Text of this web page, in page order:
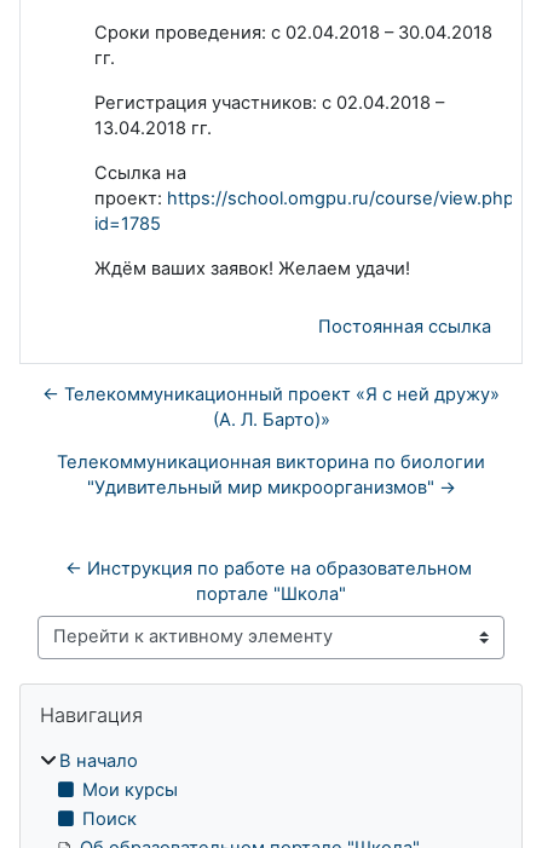
Сроки проведения: с 02.04.2018 – 30.04.2018
гг.
Регистрация участников: с 02.04.2018 –
13.04.2018 гг.
Ссылка на
проект: https://school.omgpu.ru/course/view.php?
id=1785
Ждём ваших заявок! Желаем удачи!
Постоянная ссылка
← Телекоммуникационный проект «Я с ней дружу»
(А. Л. Барто)»
Телекоммуникационная викторина по биологии
"Удивительный мир микроорганизмов" →
← Инструкция по работе на образовательном
портале "Школа"
Перейти к активному элементу
Блоки
Навигация
В начало
Мои курсы
Поиск